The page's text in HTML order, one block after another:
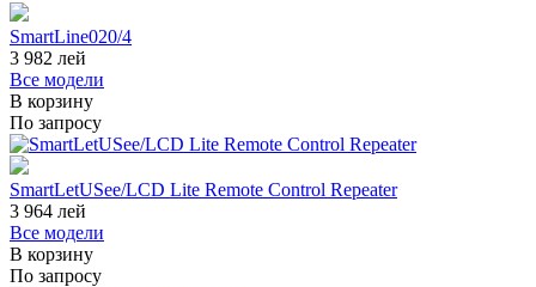
SmartLine020/4
3 982 лей
Все модели
В корзину
По запросу
SmartLetUSee/LCD Lite Remote Control Repeater
3 964 лей
Все модели
В корзину
По запросу